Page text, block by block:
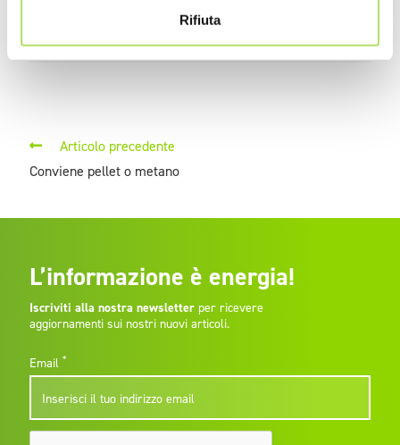
Rifiuta
Articolo precedente
Conviene pellet o metano
L’informazione è energia!
Iscriviti alla nostra newsletterper ricevere
aggiornamenti sui nostri nuovi articoli.
Email *